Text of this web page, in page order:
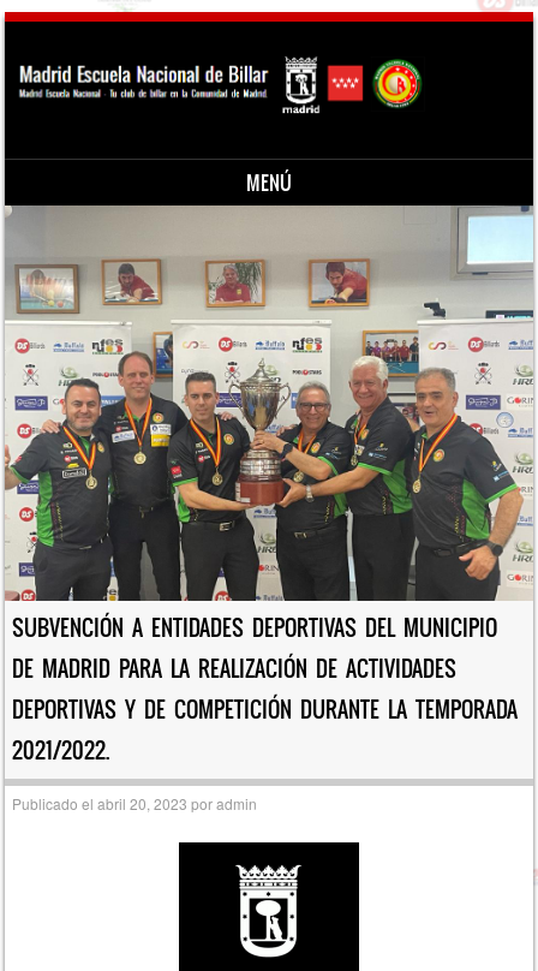
MENÚ
Saltar al contenido
SUBVENCIÓN A ENTIDADES DEPORTIVAS DEL MUNICIPIO
DE MADRID PARA LA REALIZACIÓN DE ACTIVIDADES
DEPORTIVAS Y DE COMPETICIÓN DURANTE LA TEMPORADA
2021/2022.
Publicado elabril 20, 2023 poradmin